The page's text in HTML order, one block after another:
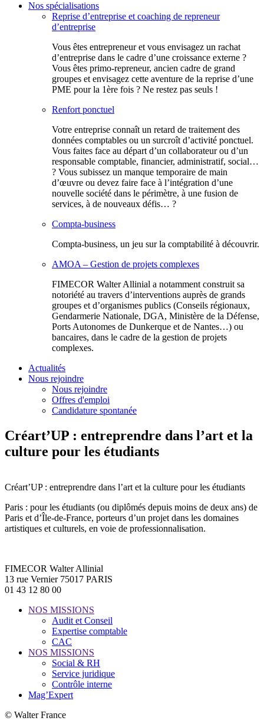
Nos spécialisations
Reprise d’entreprise et coaching de repreneur
d’entreprise
Vous êtes entrepreneur et vous envisagez un rachat
d’entreprise dans le cadre d’une croissance externe ?
Vous êtes primo-repreneur, ancien cadre de grand
groupes et envisagez cette aventure de la reprise d’une
PME pour la 1ère fois ? Ne restez pas seuls !
Renfort ponctuel
Votre entreprise connaît un retard de traitement des
données comptables ou un surcroît d’activité ponctuel.
Vous faites face au départ d’un collaborateur ou d’un
responsable comptable, financier, administratif, social…
? Vous subissez un manque temporaire de main
d’œuvre ou devez faire face à l’intégration d’une
nouvelle société dans le périmètre, à une fusion de
services, à de nouveaux défis… ?
Compta-business
Compta-business, un jeu sur la comptabilité à découvrir.
AMOA – Gestion de projets complexes
FIMECOR Walter Allinial a notamment construit sa
notoriété au travers d’interventions auprès de grands
groupes et d’organismes publics (Conseils régionaux,
Gendarmerie Nationale, DGA, Ministère de la Défense,
Ports Autonomes de Dunkerque et de Nantes…) ou
bancaires, dans le cadre de la gestion de projets
complexes.
Actualités
Nous rejoindre
Nous rejoindre
Offres d'emploi
Candidature spontanée
Créart’UP : entreprendre dans l’art et la
culture pour les étudiants
Créart’UP : entreprendre dans l’art et la culture pour les étudiants
Paris : pour les étudiants (ou diplômés depuis moins de deux ans) de
Paris et d’Île-de-France, porteurs d’un projet dans les domaines
artistiques et culturels, en voie de professionnalisation.
FIMECOR Walter Allinial
13 rue Vernier 75017 PARIS
01 43 12 80 00
NOS MISSIONS
Audit et Conseil
Expertise comptable
CAC
NOS MISSIONS
Social & RH
Service juridique
Contrôle interne
Mag’Expert
© Walter France